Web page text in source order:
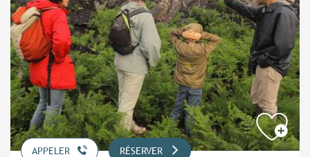
APPELER RÉSERVER